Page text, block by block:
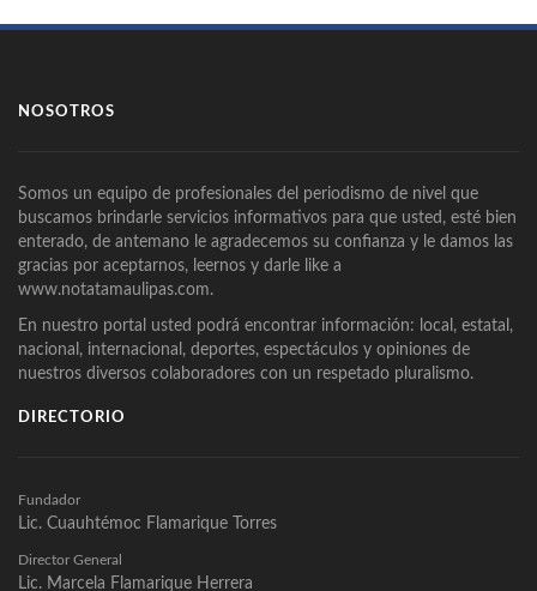
NOSOTROS
Somos un equipo de profesionales del periodismo de nivel que
buscamos brindarle servicios informativos para que usted, esté bien
enterado, de antemano le agradecemos su confianza y le damos las
gracias por aceptarnos, leernos y darle like a
www.notatamaulipas.com.
En nuestro portal usted podrá encontrar información: local, estatal,
nacional, internacional, deportes, espectáculos y opiniones de
nuestros diversos colaboradores con un respetado pluralismo.
DIRECTORIO
Fundador
Lic. Cuauhtémoc Flamarique Torres
Director General
Lic. Marcela Flamarique Herrera